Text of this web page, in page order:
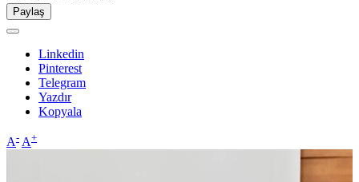
Paylaş
Linkedin
Pinterest
Telegram
Yazdır
Kopyala
A- A+